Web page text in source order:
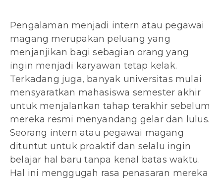
Pengalaman menjadi intern atau pegawai
magang merupakan peluang yang
menjanjikan bagi sebagian orang yang
ingin menjadi karyawan tetap kelak.
Terkadang juga, banyak universitas mulai
mensyaratkan mahasiswa semester akhir
untuk menjalankan tahap terakhir sebelum
mereka resmi menyandang gelar dan lulus.
Seorang intern atau pegawai magang
dituntut untuk proaktif dan selalu ingin
belajar hal baru tanpa kenal batas waktu.
Hal ini menggugah rasa penasaran mereka